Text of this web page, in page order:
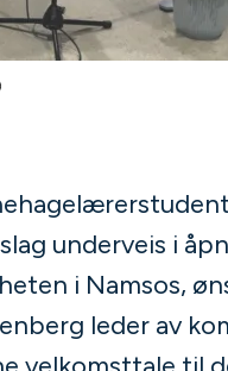
underveis i
i Namsos,
leder av